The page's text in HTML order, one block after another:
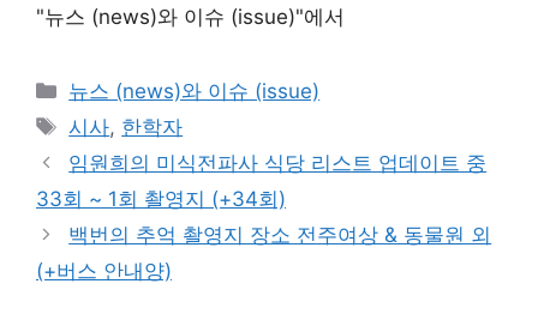
"뉴스 (news)와 이슈 (issue)"에서
카
테
리
뉴스 (news)와 이슈 (issue)
태
그
시사, 한학자
임원희의 미식전파사 식당 리스트 업데이트 중
33회 ~ 1회 촬영지 (+34회)
백번의 추억 촬영지 장소 전주여상 & 동물원 외
(+버스 안내양)